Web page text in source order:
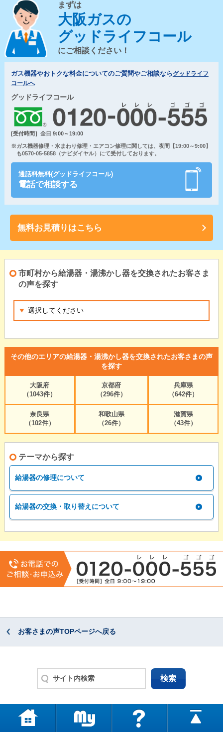
まずは
大阪ガスの
グッドライフコール
にご相談ください！
ガス機器やおトクな料金についてのご質問やご相談ならグッドライフ
コールへ
グッドライフコール
[受付時間］全日 9:00～19:00
※ガス機器修理・水まわり修理・エアコン修理に関しては、夜間【19:00～9:00】
も0570-05-5858（ナビダイヤル）にて受付しております。
通話料無料(グッドライフコール)
電話で相談する
無料お見積りはこちら
市町村から給湯器・湯沸かし器を交換されたお客さま
の声を探す
その他のエリアの給湯器・湯沸かし器を交換されたお客さまの声
を探す
大阪府
（1043件）
京都府
（296件）
兵庫県
（642件）
奈良県
（102件）
和歌山県
（26件）
滋賀県
（43件）
テーマから探す
給湯器の修理について
給湯器の交換・取り替えについて
お客さまの声TOPページへ戻る